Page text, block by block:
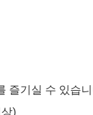
즐기실 수 있습
)